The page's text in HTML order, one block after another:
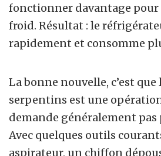
fonctionner davantage
froid. Résultat : le
rapidement et consomme
La bonne nouvelle, c’est
serpentins est une
demande généralement pas
Avec quelques outils
aspirateur, un chiffon